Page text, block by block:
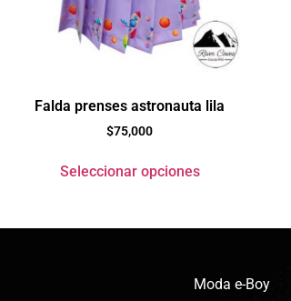
Falda prenses astronauta lila
$75,000
Seleccionar opciones
Moda e-Boy